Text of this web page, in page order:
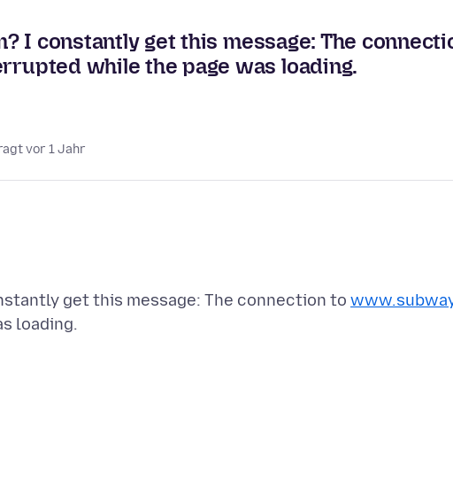
I constantly get this message: The
while the page was loading.
vor 1 Jahr
get this message: The connection to